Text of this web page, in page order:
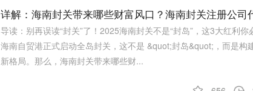
详解：海南封关带来哪些财富风口？海南封关注册公司
导读：别再误读“封关”了！2025海南封关不是“封岛”，这3大红利
海南自贸港正式启动全岛封关，这不是 &quot;封岛&quot;，而是构
新格局。那么，海南封关带来哪些财...